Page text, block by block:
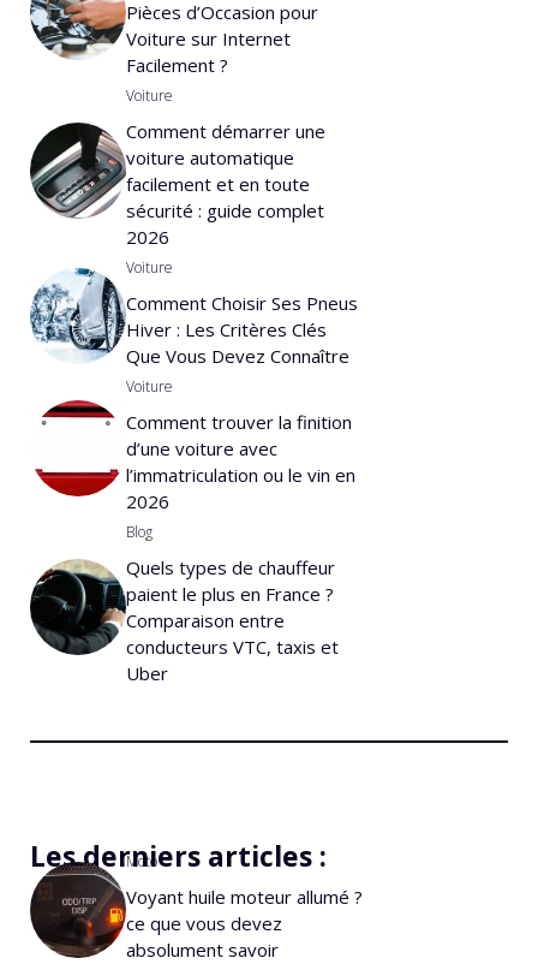
Pièces d’Occasion pour
Voiture sur Internet
Facilement ?
Voiture
Comment démarrer une
voiture automatique
facilement et en toute
sécurité : guide complet
2026
Voiture
Comment Choisir Ses Pneus
Hiver : Les Critères Clés
Que Vous Devez Connaître
Voiture
Comment trouver la finition
d’une voiture avec
l’immatriculation ou le vin en
2026
Blog
Quels types de chauffeur
paient le plus en France ?
Comparaison entre
conducteurs VTC, taxis et
Uber
Les derniers articles :
Moto
Voyant huile moteur allumé ?
ce que vous devez
absolument savoir